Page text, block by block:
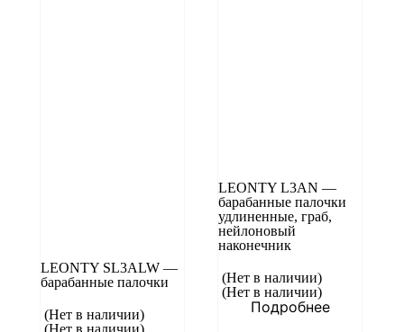
LEONTY SL3ALW —
барабанные палочки
(Нет в наличии)
(Нет в наличии)
LEONTY L3AN —
барабанные палочки
удлиненные, граб,
нейлоновый
наконечник
(Нет в наличии)
(Нет в наличии)
Подробнее